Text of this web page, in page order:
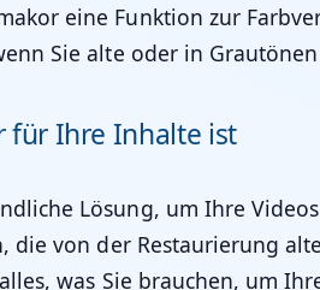
eine Funktion zur
Sie alte oder in
für Ihre Inhalte ist
Lösung, um Ihre
von der Restaurierung
alles, was Sie brauchen, um